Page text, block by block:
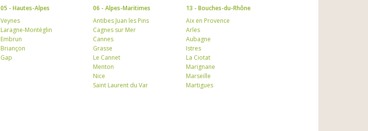
05 - Hautes-Alpes
Veynes
Laragne-Montéglin
Embrun
Briançon
Gap
06 - Alpes-Maritimes
Antibes Juan les Pins
Cagnes sur Mer
Cannes
Grasse
Le Cannet
Menton
Nice
Saint Laurent du Var
13 - Bouches-du-Rhône
Aix en Provence
Arles
Aubagne
Istres
La Ciotat
Marignane
Marseille
Martigues